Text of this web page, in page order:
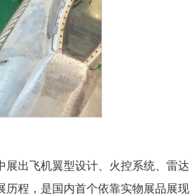
出飞机翼型设计、火控系统、雷达
历程，是国内首个依靠实物展品展现